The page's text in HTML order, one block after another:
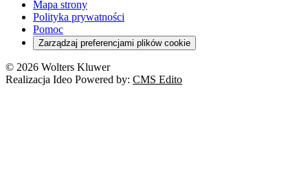
Mapa strony
Polityka prywatności
Pomoc
Zarządzaj preferencjami plików cookie
© 2026 Wolters Kluwer
Realizacja Ideo Powered by: CMS Edito